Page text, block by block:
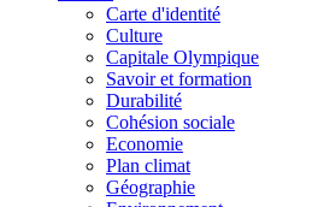
Carte d'identité
Culture
Capitale Olympique
Savoir et formation
Durabilité
Cohésion sociale
Economie
Plan climat
Géographie